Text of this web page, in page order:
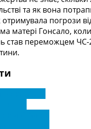
футболу України
трансфери
коментарі
та як вона
погрози
матері Гонсало,
став переможцем ЧС-